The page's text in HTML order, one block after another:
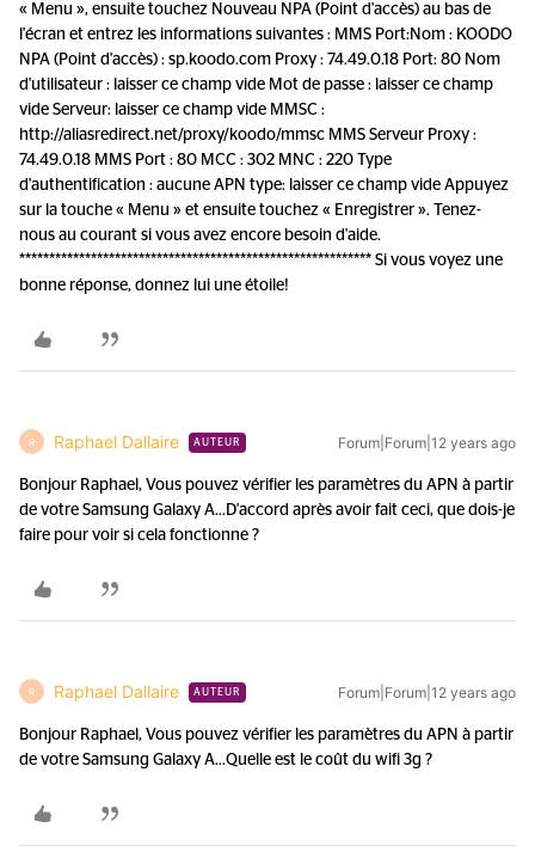
« Menu », ensuite touchez Nouveau NPA (Point d'accès) au bas de
l'écran et entrez les informations suivantes : MMS Port:Nom : KOODO
NPA (Point d'accès) : sp.koodo.com Proxy : 74.49.0.18 Port: 80 Nom
d'utilisateur : laisser ce champ vide Mot de passe : laisser ce champ
vide Serveur: laisser ce champ vide MMSC :
http://aliasredirect.net/proxy/koodo/mmsc MMS Serveur Proxy :
74.49.0.18 MMS Port : 80 MCC : 302 MNC : 220 Type
d'authentification : aucune APN type: laisser ce champ vide Appuyez
sur la touche « Menu » et ensuite touchez « Enregistrer ». Tenez-
nous au courant si vous avez encore besoin d'aide.
*********************************************************** Si vous voyez une
bonne réponse, donnez lui une étoile!
R Raphael Dallaire AUTEUR Forum|Forum|12 years ago
Bonjour Raphael, Vous pouvez vérifier les paramètres du APN à partir
de votre Samsung Galaxy A...D'accord après avoir fait ceci, que dois-je
faire pour voir si cela fonctionne ?
R Raphael Dallaire AUTEUR Forum|Forum|12 years ago
Bonjour Raphael, Vous pouvez vérifier les paramètres du APN à partir
de votre Samsung Galaxy A...Quelle est le coût du wifi 3g ?